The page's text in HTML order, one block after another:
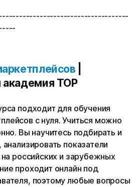
|
TOP
подходит для обучения
с нуля. Учиться можно
Вы научитесь подбирать и
показатели
российских и зарубежных
проходит онлайн под
поэтому любые вопросы